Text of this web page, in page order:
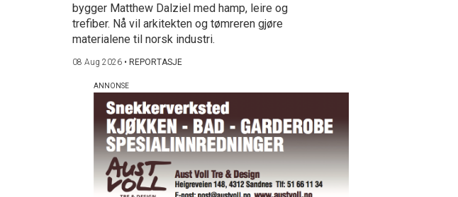
bygger Matthew Dalziel med hamp, leire og
trefiber. Nå vil arkitekten og tømreren gjøre
materialene til norsk industri.
08 Aug 2026 • REPORTASJE